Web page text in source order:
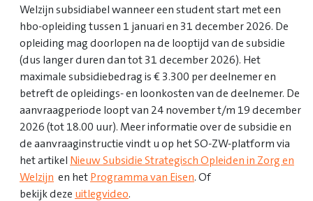
Welzijn subsidiabel wanneer een student start met een
hbo-opleiding tussen 1 januari en 31 december 2026. De
opleiding mag doorlopen na de looptijd van de subsidie
(dus langer duren dan tot 31 december 2026). Het
maximale subsidiebedrag is € 3.300 per deelnemer en
betreft de opleidings- en loonkosten van de deelnemer. De
aanvraagperiode loopt van 24 november t/m 19 december
2026 (tot 18.00 uur). Meer informatie over de subsidie en
de aanvraaginstructie vindt u op het SO-ZW-platform via
het artikel Nieuw Subsidie Strategisch Opleiden in Zorg en
Welzijn en het Programma van Eisen. Of
bekijk deze uitlegvideo.